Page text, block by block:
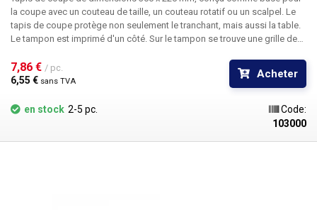
la coupe avec un couteau de taille, un couteau rotatif ou un scalpel. Le
tapis de coupe protège non seulement le tranchant, mais aussi la table.
Le tampon est imprimé d'un côté. Sur le tampon se trouve une grille de
comporte également les centres des blocs centimétriques individuels
marqués de sorte qu'il est possible de mesurer avec une précision de
(rapporteur) calibrés en 0, 10, 20, 30, 45, 60, 80 et 90° pour faciliter les
coupes angulaires. Dans le coin inférieur droit, il y a également un
7,86 € / pc.
6,55 € sans TVA
Acheter
en stock 2-5 pc.
Code:
103000